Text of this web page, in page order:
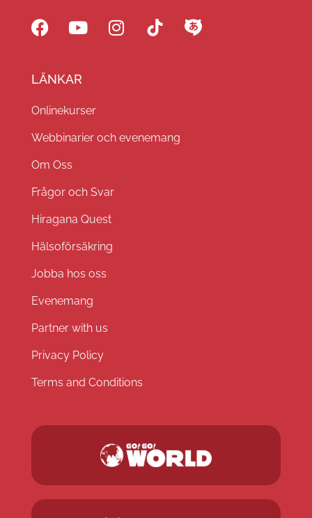
LÄNKAR
Onlinekurser
Webbinarier och evenemang
Om Oss
Frågor och Svar
Hiragana Quest
Hälsoförsäkring
Jobba hos oss
Evenemang
Partner with us
Privacy Policy
Terms and Conditions